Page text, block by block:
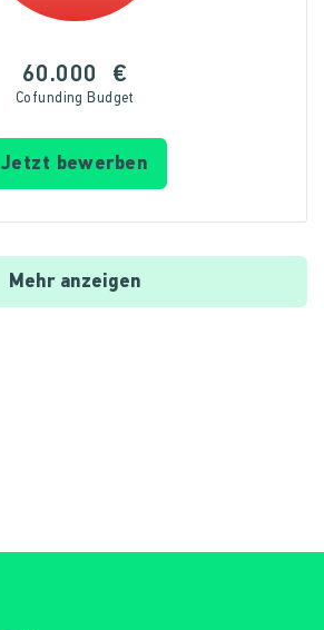
60.000 €
Cofunding Budget
Jetzt bewerben
Mehr anzeigen